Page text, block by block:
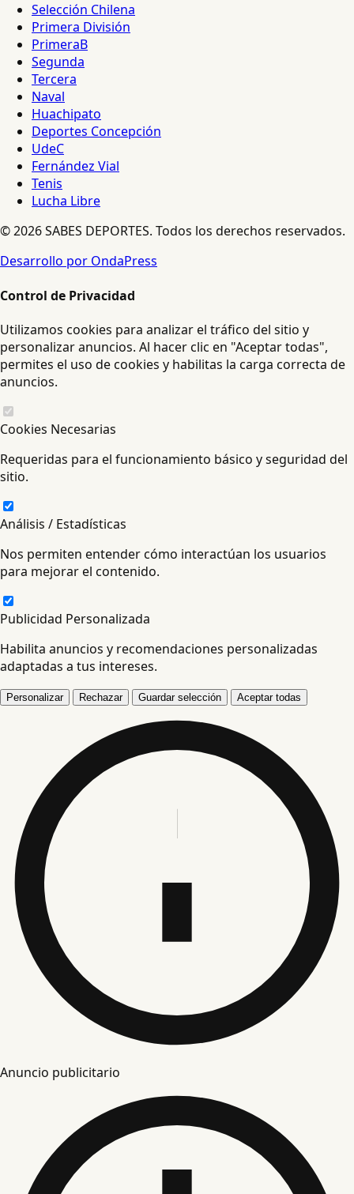
Selección Chilena
Primera División
PrimeraB
Segunda
Tercera
Naval
Huachipato
Deportes Concepción
UdeC
Fernández Vial
Tenis
Lucha Libre
© 2026 SABES DEPORTES. Todos los derechos reservados.
Desarrollo por OndaPress
Control de Privacidad
Utilizamos cookies para analizar el tráfico del sitio y
personalizar anuncios. Al hacer clic en "Aceptar todas",
permites el uso de cookies y habilitas la carga correcta de
anuncios.
Cookies Necesarias
Requeridas para el funcionamiento básico y seguridad del
sitio.
Análisis / Estadísticas
Nos permiten entender cómo interactúan los usuarios
para mejorar el contenido.
Publicidad Personalizada
Habilita anuncios y recomendaciones personalizadas
adaptadas a tus intereses.
Personalizar Rechazar Guardar selección Aceptar todas
Anuncio publicitario